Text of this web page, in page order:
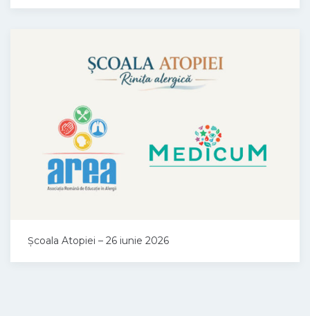
Școala Atopiei – 26 iunie 2026